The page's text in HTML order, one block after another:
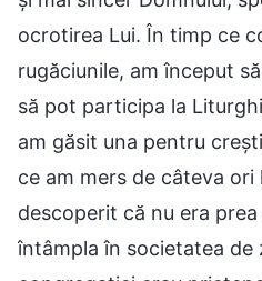
ocrotirea Lui. În timp ce
rugăciunile, am început
să pot participa la
am găsit una pentru
ce am mers de câteva ori
descoperit că nu era
întâmpla în societatea de